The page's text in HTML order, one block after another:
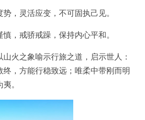
，灵活应变，不可固执己见。
，戒骄戒躁，保持内心平和。
火之象喻示行旅之道，启示世人：
终，方能行稳致远；唯柔中带刚而明
。